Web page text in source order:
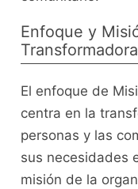
Enfoque y
Transformadora
El enfoque de
centra en la
personas y las
sus necesidades
misión de la